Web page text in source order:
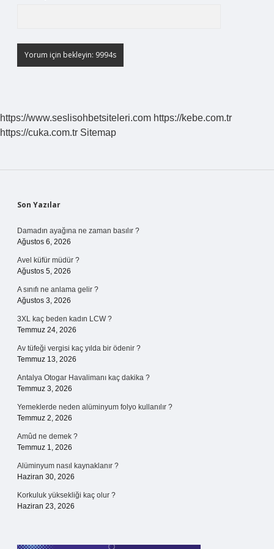
https://www.seslisohbetsiteleri.com https://kebe.com.tr
https://cuka.com.tr Sitemap
Sidebar
Son Yazılar
Damadın ayağına ne zaman basılır ?
Ağustos 6, 2026
Avel küfür müdür ?
Ağustos 5, 2026
A sınıfı ne anlama gelir ?
Ağustos 3, 2026
3XL kaç beden kadın LCW ?
Temmuz 24, 2026
Av tüfeği vergisi kaç yılda bir ödenir ?
Temmuz 13, 2026
Antalya Otogar Havalimanı kaç dakika ?
Temmuz 3, 2026
Yemeklerde neden alüminyum folyo kullanılır ?
Temmuz 2, 2026
Amûd ne demek ?
Temmuz 1, 2026
Alüminyum nasıl kaynaklanır ?
Haziran 30, 2026
Korkuluk yüksekliği kaç olur ?
Haziran 23, 2026